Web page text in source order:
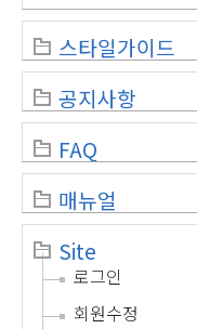
스타일가이드
공지사항
FAQ
매뉴얼
Site
로그인
회원수정